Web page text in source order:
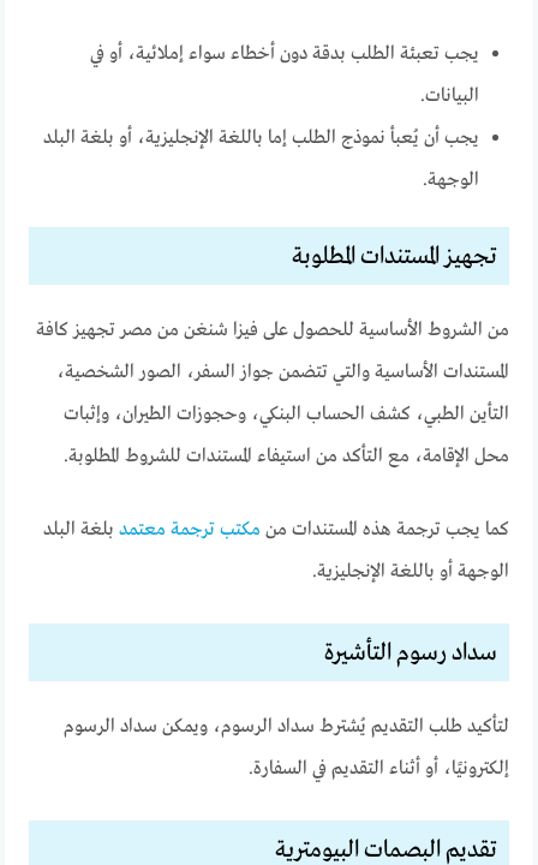
يجب تعبئة الطلب بدقة دون أخطاء سواء إملائية، أو في
البيانات.
يجب أن يُعبأ نموذج الطلب إما باللغة الإنجليزية، أو بلغة البلد
الوجهة.
تجهيز المستندات المطلوبة
من الشروط الأساسية للحصول على فيزا شنغن من مصر تجهيز كافة
المستندات الأساسية والتي تتضمن جواز السفر، الصور الشخصية،
التأين الطبي، كشف الحساب البنكي، وحجوزات الطيران، وإثبات
محل الإقامة، مع التأكد من استيفاء المستندات للشروط المطلوبة.
كما يجب ترجمة هذه المستندات من مكتب ترجمة معتمد بلغة البلد
الوجهة أو باللغة الإنجليزية.
سداد رسوم التأشيرة
لتأكيد طلب التقديم يُشترط سداد الرسوم، ويمكن سداد الرسوم
إلكترونيًا، أو أثناء التقديم في السفارة.
تقديم البصمات البيومترية